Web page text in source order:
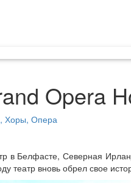
Opera
Хоры, Опера
в Белфасте, Северная
театр вновь обрел свое